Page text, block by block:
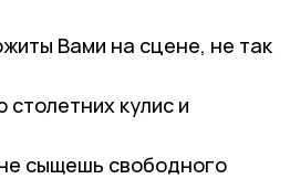
Вами на сцене, не так
кулис и
сыщешь свободного